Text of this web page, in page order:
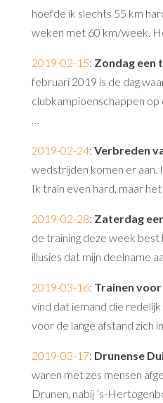
hoefde ik slechts 55 km
weken met 60 km/week.
2019-02-15: Zondag een
februari 2019 is de dag
clubkampioenschappen
…
2019-02-24: Verbreden
wedstrijden komen er aan.
Ik train even hard, maar
2019-02-28: Zaterdag
de training deze week best
illusies dat mijn deelname
2019-03-16: Trainen
vind dat iemand die
voor de lange afstand zich
2019-03-17: Drunense
waren met zes mensen
Drunen, nabij ’s-